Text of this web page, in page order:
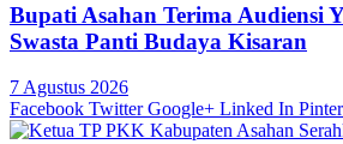
Bupati Asahan Terima Audiensi
Swasta Panti Budaya Kisaran
7 Agustus 2026
Facebook Twitter Google+ Linked In